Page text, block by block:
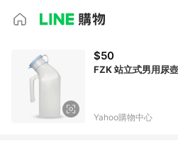
$50
FZK 站立式男用尿
Yahoo購物中心